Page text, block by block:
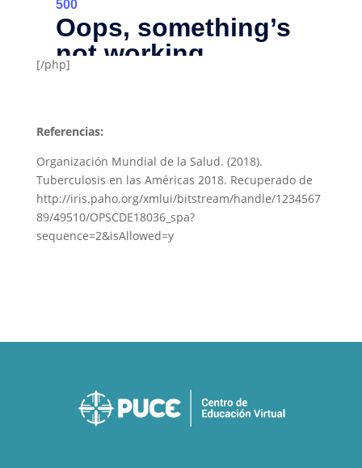
[/php]
Referencias:
Organización Mundial de la Salud. (2018).
Tuberculosis en las Américas 2018. Recuperado de
http://iris.paho.org/xmlui/bitstream/handle/1234567
89/49510/OPSCDE18036_spa?
sequence=2&isAllowed=y ​